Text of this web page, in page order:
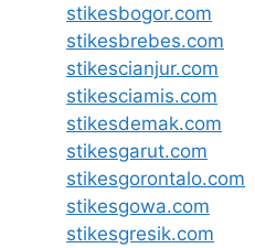
stikesbogor.com
stikesbrebes.com
stikescianjur.com
stikesciamis.com
stikesdemak.com
stikesgarut.com
stikesgorontalo.com
stikesgowa.com
stikesgresik.com